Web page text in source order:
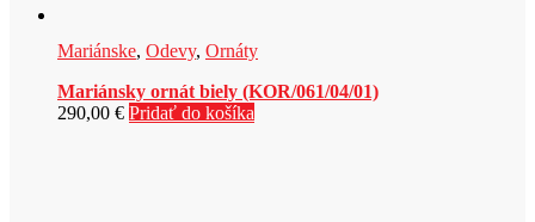
Mariánske, Odevy, Ornáty
Mariánsky ornát biely (KOR/061/04/01)
290,00 € Pridať do košíka